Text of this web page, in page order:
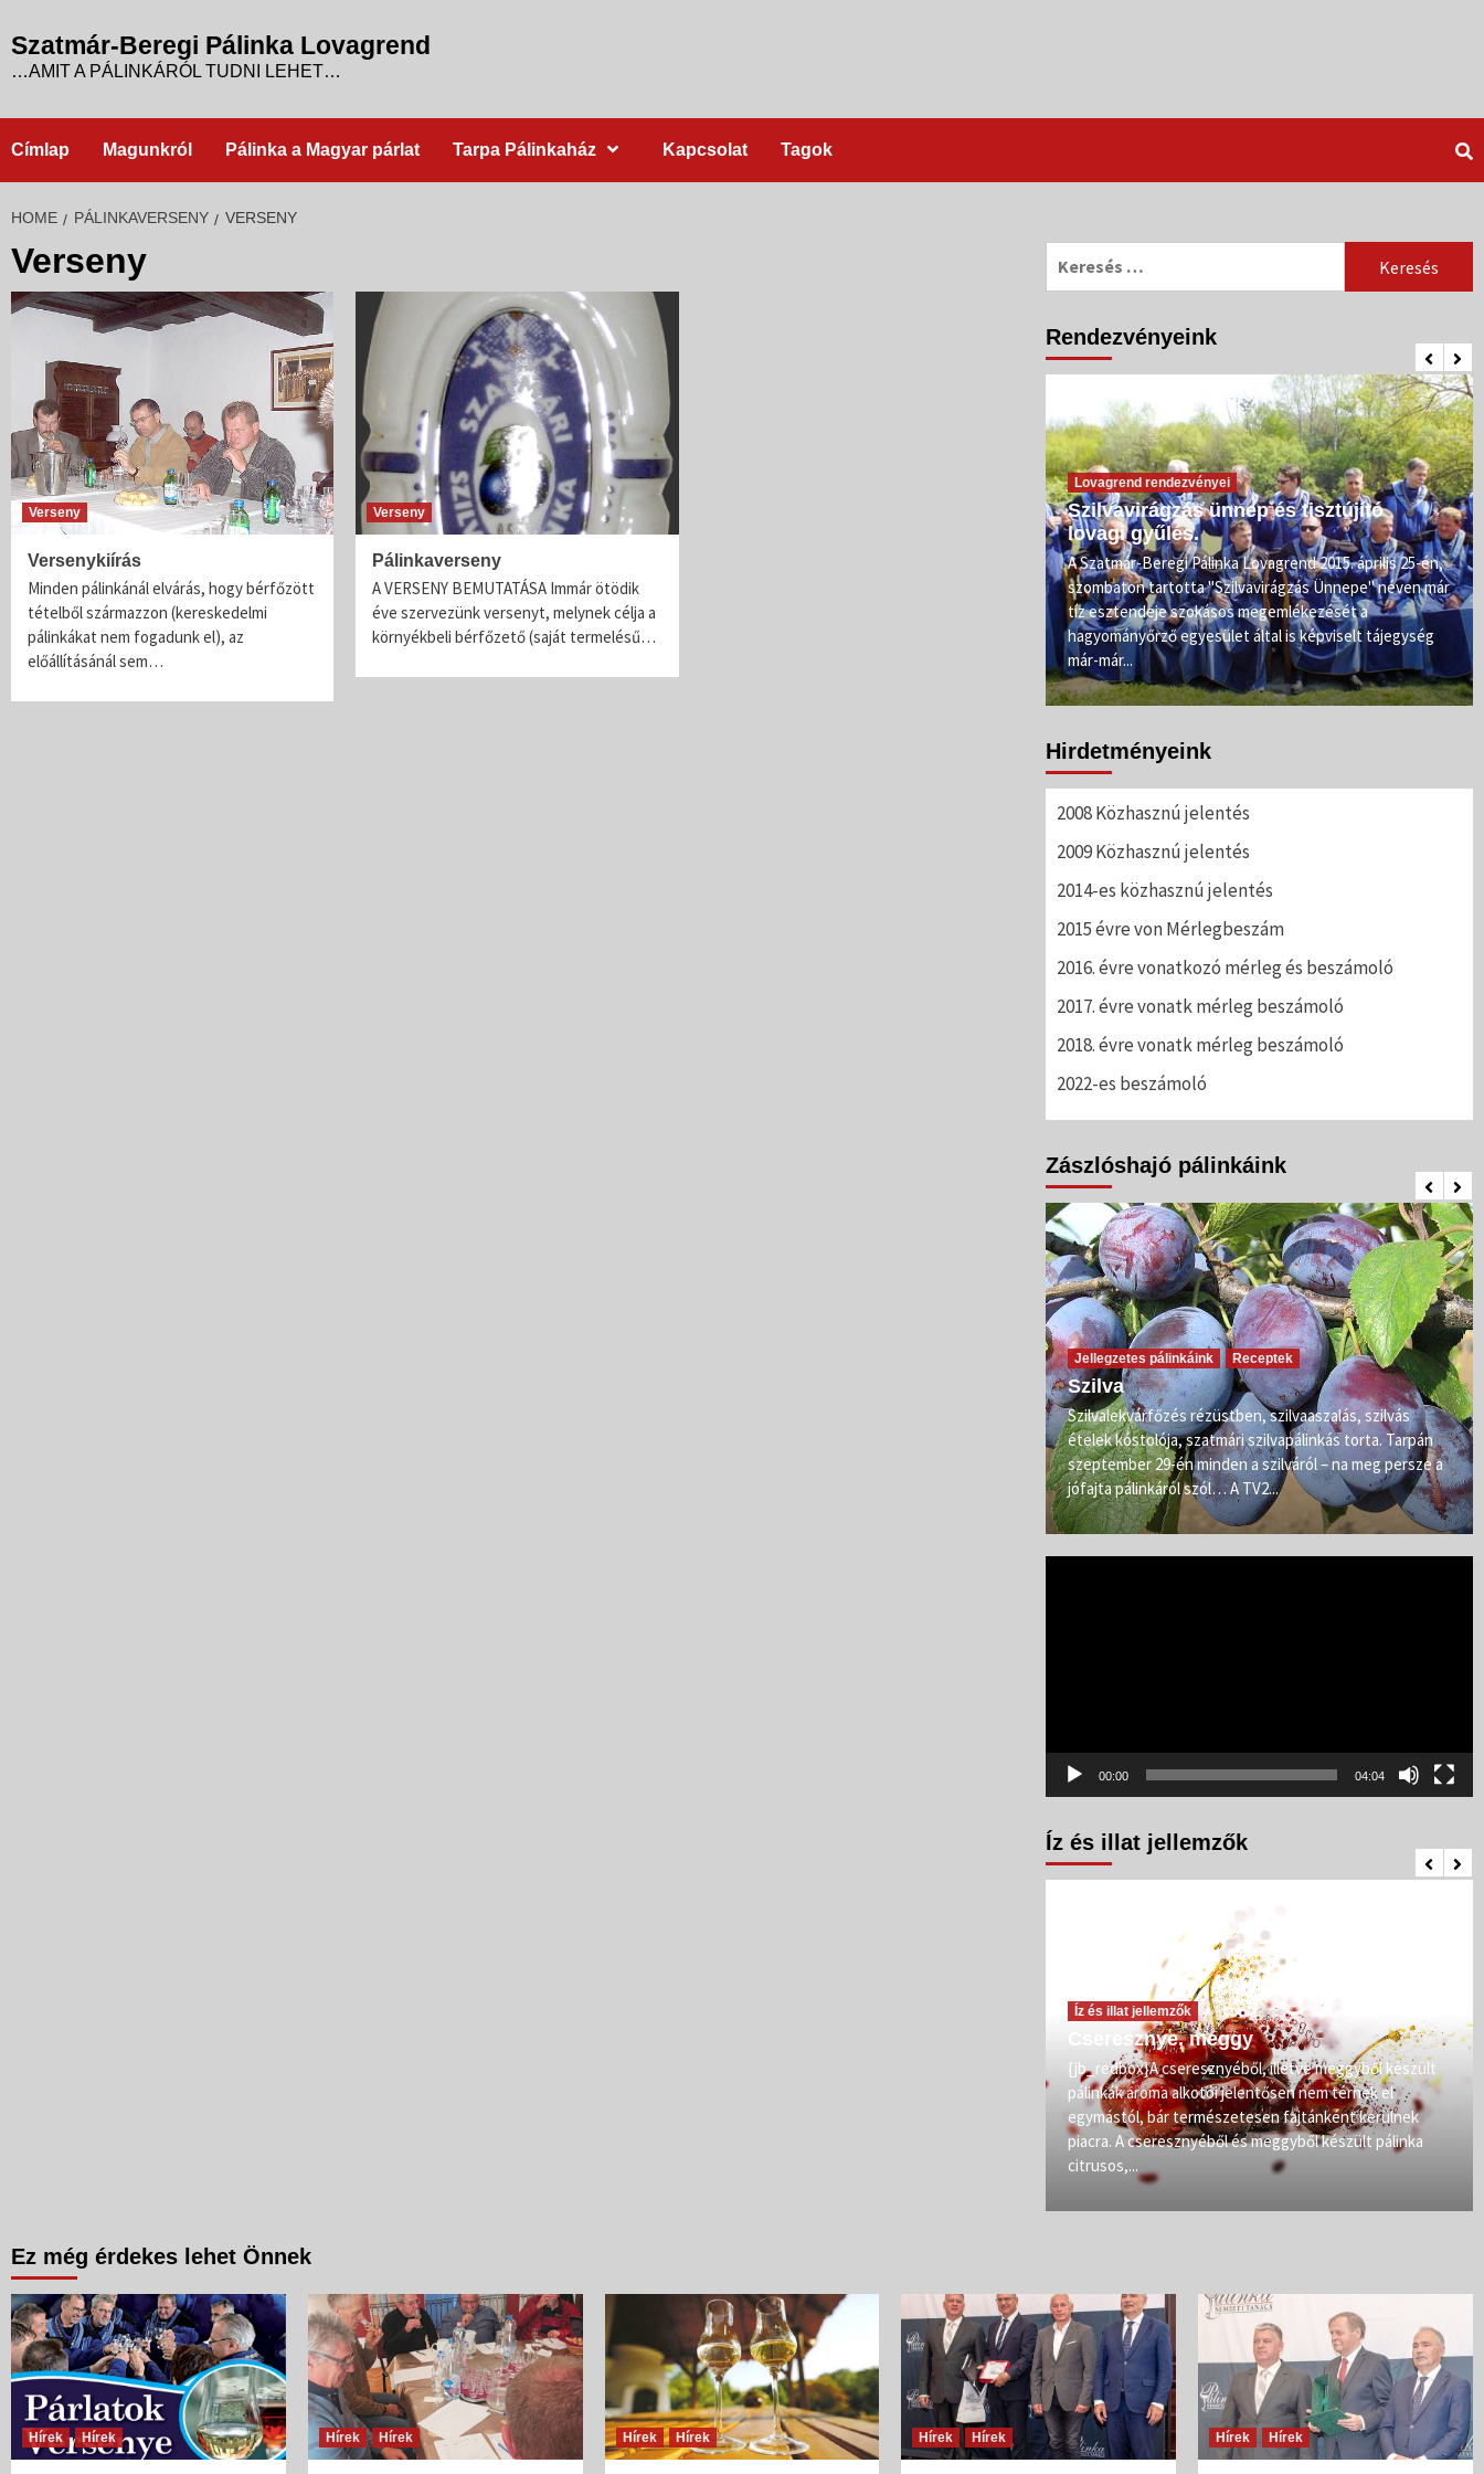
to
content
Szatmár-Beregi Pálinka Lovagrend
…AMIT A PÁLINKÁRÓL TUDNI LEHET…
Címlap Magunkról Pálinka a Magyar párlat Tarpa Pálinkaház Kapcsolat Tagok
HOME PÁLINKAVERSENY VERSENY
Verseny
Verseny
Versenykiírás
Minden pálinkánál elvárás, hogy bérfőzött
tételből származzon (kereskedelmi
pálinkákat nem fogadunk el), az
előállításánál sem…
Verseny
Pálinkaverseny
A VERSENY BEMUTATÁSA Immár ötödik
éve szervezünk versenyt, melynek célja a
környékbeli bérfőzető (saját termelésű…
Keresés:
Rendezvényeink
Lovagrend rendezvényei
tartotta a szokásos szilvavirágzás ünnepét. Mint ahogy
évek óta teszik, ezúttal is Tivadarnál a tiszai vízmérőnél
Lovagrend rendezvényei
Szilvavirágzás ünnep és tisztújító
lovagi gyűlés.
A Szatmár-Beregi Pálinka Lovagrend 2015. április 25-én,
szombaton tartotta "Szilvavirágzás Ünnepe" néven már
tíz esztendeje szokásos megemlékezését a
hagyományőrző egyesület által is képviselt tájegység
már-már...
Hirdetményeink
2008 Közhasznú jelentés
2009 Közhasznú jelentés
2014-es közhasznú jelentés
2015 évre von Mérlegbeszám
2016. évre vonatkozó mérleg és beszámoló
2017. évre vonatk mérleg beszámoló
2018. évre vonatk mérleg beszámoló
2022-es beszámoló
Zászlóshajó pálinkáink
Jellegzetes pálinkáink Receptek
Szilva
Szilvalekvárfőzés rézüstben, szilvaaszalás, szilvás
ételek kóstolója, szatmári szilvapálinkás torta. Tarpán
szeptember 29-én minden a szilváról – na meg persze a
jófajta pálinkáról szól… A TV2...
00:00 04:04
Íz és illat jellemzők
Íz és illat jellemzők
Cseresznye, meggy
{jb_redbox}A cseresznyéből, illetve meggyből készült
pálinkák aroma alkotói jelentősen nem térnek el
egymástól, bár természetesen fajtánként kerülnek
piacra. A cseresznyéből és meggyből készült pálinka
citrusos,...
Ez még érdekes lehet Önnek
Hírek Hírek Hírek Hírek Hírek Hírek Hírek Hírek Hírek Hírek